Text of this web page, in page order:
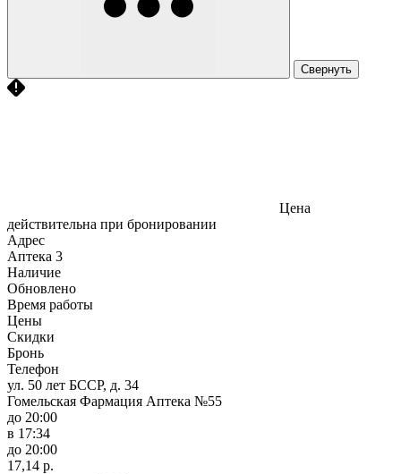
Свернуть
Цена
действительна при бронировании
Адрес
Аптека 3
Наличие
Обновлено
Время работы
Цены
Скидки
Бронь
Телефон
ул. 50 лет БССР, д. 34
Гомельская Фармация Аптека №55
до 20:00
в 17:34
до 20:00
17,14 р.